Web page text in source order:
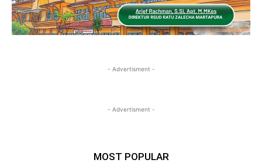
- Advertisment -
- Advertisment -
MOST POPULAR